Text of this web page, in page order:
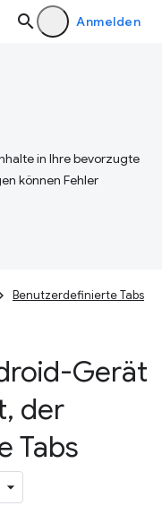
Anmelden
in Ihre bevorzugte
können Fehler
Benutzerdefinierte Tabs
Gerät
, der
Tabs